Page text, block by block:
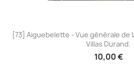
[73] Aiguebelette - Vue générale de
Villas Durand.
10,00 €